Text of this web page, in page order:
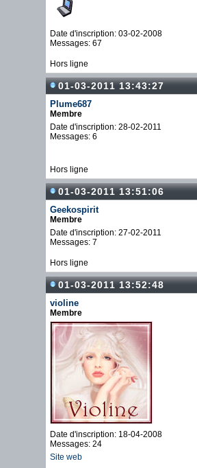
Date d'inscription: 03-02-2008
Messages: 67
Hors ligne
01-03-2011 13:43:27
Plume687
Membre
Date d'inscription: 28-02-2011
Messages: 6
Hors ligne
01-03-2011 13:51:06
Geekospirit
Membre
Date d'inscription: 27-02-2011
Messages: 7
Hors ligne
01-03-2011 13:52:48
violine
Membre
Date d'inscription: 18-04-2008
Messages: 24
Site web